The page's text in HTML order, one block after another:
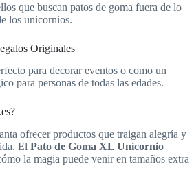
que buscan patos de goma fuera de lo
los unicornios.
Originales
para decorar eventos o como un
para personas de todas las edades.
ofrecer productos que traigan alegría y
El Pato de Goma XL Unicornio
la magia puede venir en tamaños extra